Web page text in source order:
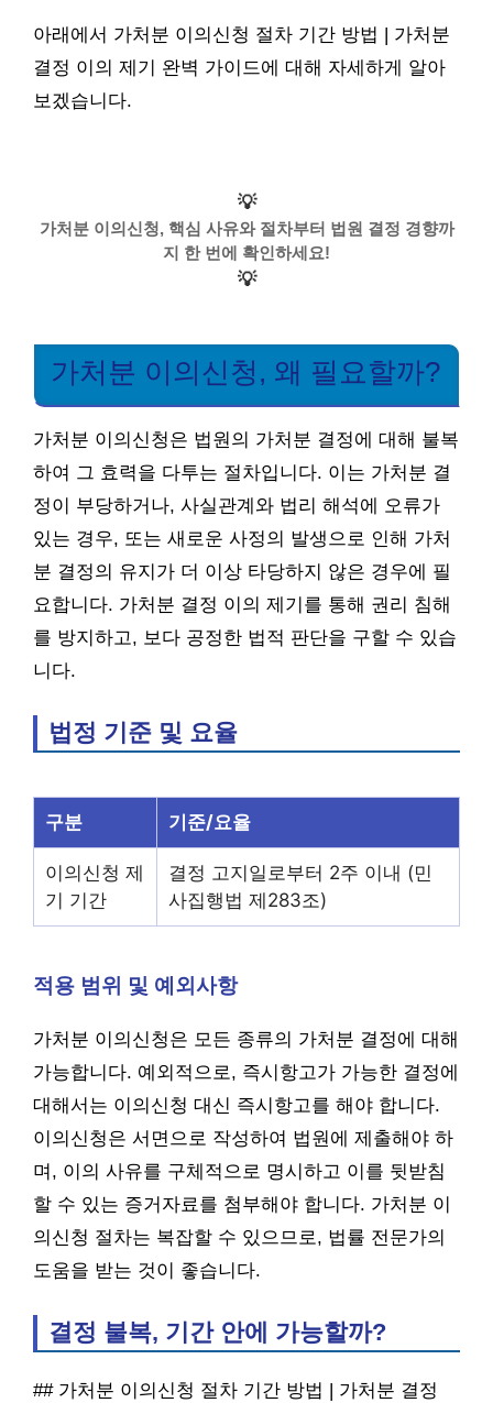
아래에서 가처분 이의신청 절차 기간 방법 | 가처분
결정 이의 제기 완벽 가이드에 대해 자세하게 알아
보겠습니다.
💡
가처분 이의신청, 핵심 사유와 절차부터 법원 결정 경향까
지 한 번에 확인하세요!
💡
가처분 이의신청, 왜 필요할까?
가처분 이의신청은 법원의 가처분 결정에 대해 불복
하여 그 효력을 다투는 절차입니다. 이는 가처분 결
정이 부당하거나, 사실관계와 법리 해석에 오류가
있는 경우, 또는 새로운 사정의 발생으로 인해 가처
분 결정의 유지가 더 이상 타당하지 않은 경우에 필
요합니다. 가처분 결정 이의 제기를 통해 권리 침해
를 방지하고, 보다 공정한 법적 판단을 구할 수 있습
니다.
법정 기준 및 요율
구분 기준/요율
이의신청 제
기 기간
결정 고지일로부터 2주 이내 (민
사집행법 제283조)
적용 범위 및 예외사항
가처분 이의신청은 모든 종류의 가처분 결정에 대해
가능합니다. 예외적으로, 즉시항고가 가능한 결정에
대해서는 이의신청 대신 즉시항고를 해야 합니다.
이의신청은 서면으로 작성하여 법원에 제출해야 하
며, 이의 사유를 구체적으로 명시하고 이를 뒷받침
할 수 있는 증거자료를 첨부해야 합니다. 가처분 이
의신청 절차는 복잡할 수 있으므로, 법률 전문가의
도움을 받는 것이 좋습니다.
결정 불복, 기간 안에 가능할까?
## 가처분 이의신청 절차 기간 방법 | 가처분 결정